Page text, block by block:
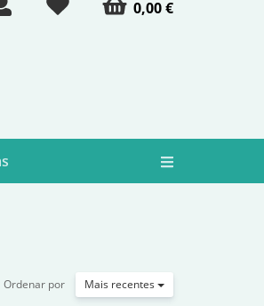
0,00 €
Ordenar por Mais recentes